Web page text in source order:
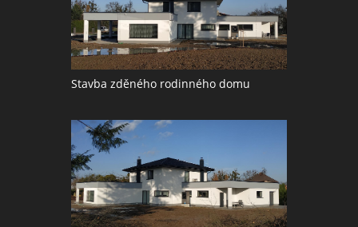
Stavba zděného rodinného domu